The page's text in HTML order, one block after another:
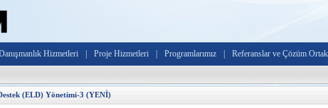
Hizmetleri Proje Hizmetleri Programlarımız Referanslar ve Çözüm
(ELD) Yönetimi-3 (YENİ)